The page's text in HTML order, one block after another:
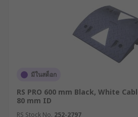
มีในสต็อก
RS PRO 600 mm Black, White
80 mm ID
RS Stock No. 252-2797